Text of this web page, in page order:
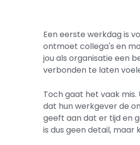
Een eerste werkdag is
ontmoet collega's en
jou als organisatie een
verbonden te laten
Toch gaat het vaak mis.
dat hun werkgever de
geeft aan dat er tijd en
is dus geen detail, maar